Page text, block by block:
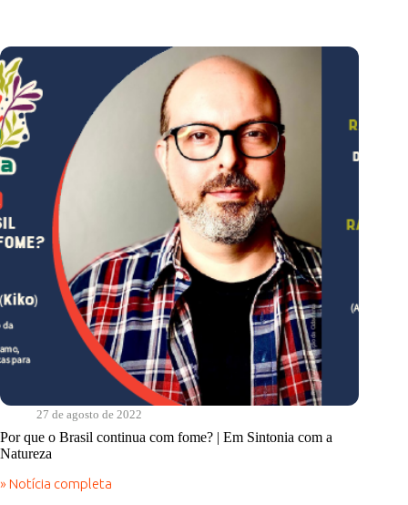
continua
com
fome?
|
Cantos
do
Sabiá
27 de agosto de 2022
Por que o Brasil continua com fome? | Em Sintonia com a
Natureza
» Notícia completa
Por